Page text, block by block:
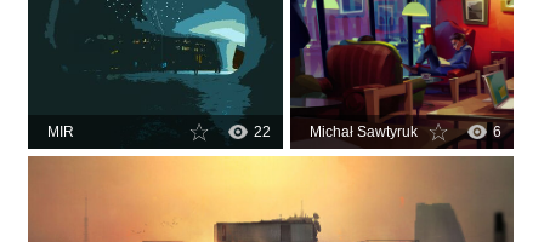
MIR 22 Michał Sawtyruk 6